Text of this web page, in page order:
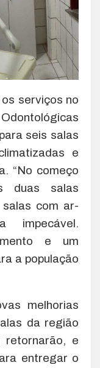
serviços no
seis salas
e
“No começo
duas salas
salas com ar-
impecável.
e um
a população
melhorias
da região
retornarão, e
entregar o